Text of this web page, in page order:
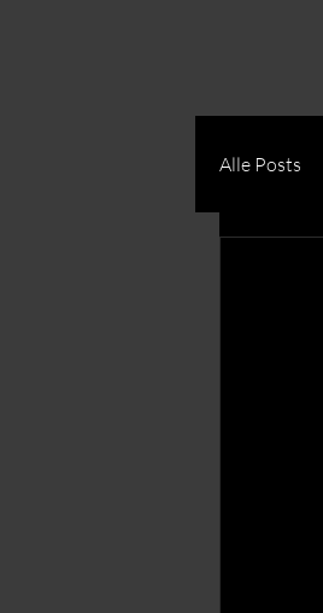
Alle Posts